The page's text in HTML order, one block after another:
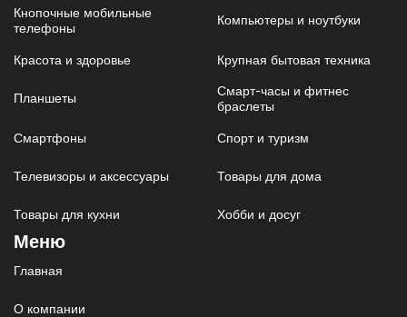
Кнопочные мобильные
телефоны
Компьютеры и ноутбуки
Красота и здоровье Крупная бытовая техника
Планшеты
Смарт-часы и фитнес
браслеты
Смартфоны Спорт и туризм
Телевизоры и аксессуары Товары для дома
Товары для кухни Хобби и досуг
Меню
Главная
О компании